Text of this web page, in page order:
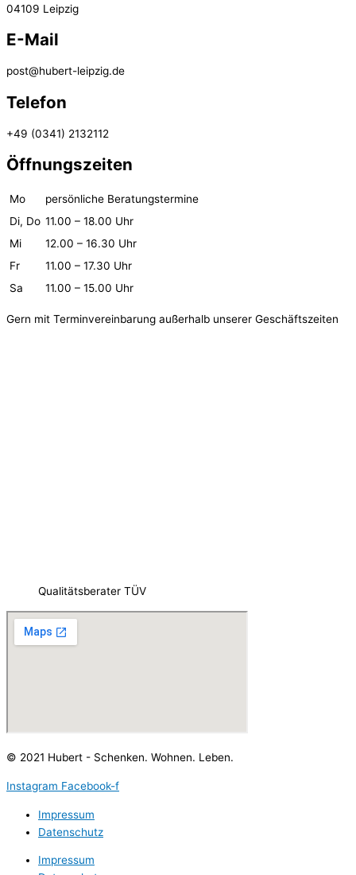
04109 Leipzig
E-Mail
post@hubert-leipzig.de
Telefon
+49 (0341) 2132112
Öffnungszeiten
Mo
persönliche Beratungstermine
Di, Do 11.00 – 18.00 Uhr
Mi
12.00 – 16.30 Uhr
Fr
11.00 – 17.30 Uhr
Sa
11.00 – 15.00 Uhr
Gern mit Terminvereinbarung außerhalb unserer Geschäftszeiten
Qualitätsberater TÜV
© 2021 Hubert - Schenken. Wohnen. Leben.
Instagram Facebook-f
Impressum
Datenschutz
Impressum